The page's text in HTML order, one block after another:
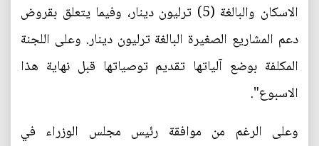
الاسكان والبالغة (5) ترليون دينار، وفيما يتعلق بقروض
دعم المشاريع الصغيرة البالغة ترليون دينار. وعلى اللجنة
المكلفة بوضع آلياتها تقديم توصياتها قبل نهاية هذا
الاسبوع".
وعلى الرغم من موافقة رئيس مجلس الوزراء في